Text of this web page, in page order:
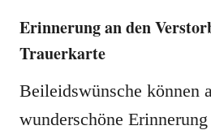
Erinnerung an den
Trauerkarte
Beileidswünsche können
wunderschöne